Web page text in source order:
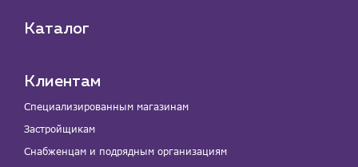
Каталог
Клиентам
Специализированным магазинам
Застройщикам
Снабженцам и подрядным организациям